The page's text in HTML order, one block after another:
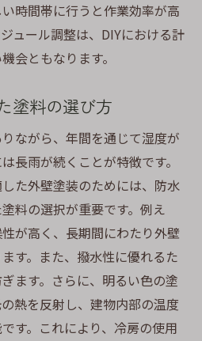
時間帯に行うと作業効率が高
ュール調整は、DIYにおける計
会ともなります。
塗料の選び方
ながら、年間を通じて湿度が
長雨が続くことが特徴です。
た外壁塗装のためには、防水
料の選択が重要です。例え
が高く、長期間にわたり外壁
す。また、撥水性に優れるた
ます。さらに、明るい色の塗
熱を反射し、建物内部の温度
す。これにより、冷房の使用